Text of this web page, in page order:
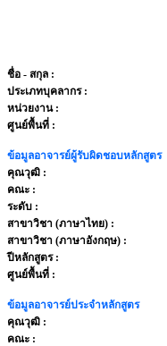
ชื่อ - สกุล :
ประเภทบุคลากร :
หน่วยงาน :
ศูนย์พื้นที่ :
ข้อมูลอาจารย์ผู้รับผิดชอบหลักสูตร
คุณวุฒิ :
คณะ :
ระดับ :
สาขาวิชา (ภาษาไทย) :
สาขาวิชา (ภาษาอังกฤษ) :
ปีหลักสูตร :
ศูนย์พื้นที่ :
ข้อมูลอาจารย์ประจำหลักสูตร
คุณวุฒิ :
คณะ :